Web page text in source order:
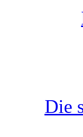
Die